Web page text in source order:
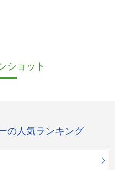
ショット
の人気ランキング